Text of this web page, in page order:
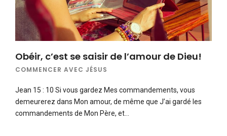
Obéir, c’est se saisir de l’amour de Dieu!
COMMENCER AVEC JÉSUS
Jean 15 : 10 Si vous gardez Mes commandements, vous
demeurerez dans Mon amour, de même que J’ai gardé les
commandements de Mon Père, et…